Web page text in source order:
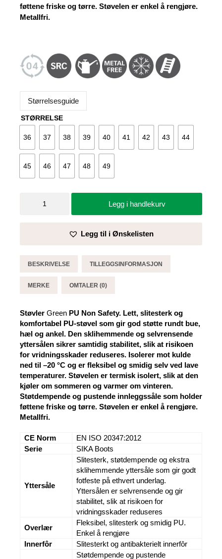
føttene friske og tørre. Støvelen er enkel å rengjøre.
Metallfri.
Størrelsesguide
STØRRELSE
36 37 38 39 40 41 42 43 44
45 46 47 48 49
Sika
Legg i handlekurv
Legg til i Ønskelisten
BESKRIVELSE TILLEGGSINFORMASJON
MERKE OMTALER (0)
Støvler Green PU Non Safety. Lett, slitesterk og
komfortabel PU-støvel som gir god støtte rundt bue,
hæl og ankel. Den sklihemmende og selvrensende
yttersålen sikrer samtidig stabilitet, slik at risikoen
for vridningsskader reduseres. Isolerer mot kulde
ned til –20 °C og er fleksibel og smidig selv ved lave
temperaturer. Støvelen er termisk isolert, slik at den
kjøler om sommeren og varmer om vinteren.
Støtdempende og pustende innleggssåle som holder
føttene friske og tørre. Støvelen er enkel å rengjøre.
Metallfri.
CE Norm
EN ISO 20347:2012
Serie
SIKA Boots
Yttersåle
Slitesterk, støtdempende og ekstra
sklihemmende yttersåle som gir godt
fotfeste på ethvert underlag.
Yttersålen er selvrensende og gir
stabilitet, slik at risikoen for
vridningsskader reduseres
Overlær
Fleksibel, slitesterk og smidig PU.
Enkel å rengjøre
Innerfôr
Slitesterkt og antibakterielt innerfôr
Støtdempende og pustende